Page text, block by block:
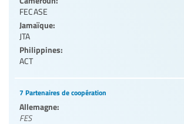
FECASE
Jamaïque:
JTA
Philippines:
ACT
7 Partenaires de coopération
Allemagne:
FES